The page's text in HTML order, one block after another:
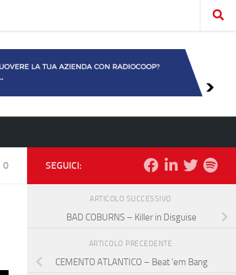
0 SEGUICI:
ARTICOLO SUCCESSIVO
BAD COBURNS – Killer in Disguise
ARTICOLO PRECEDENTE
CEMENTO ATLANTICO – Beat ‘em Bang